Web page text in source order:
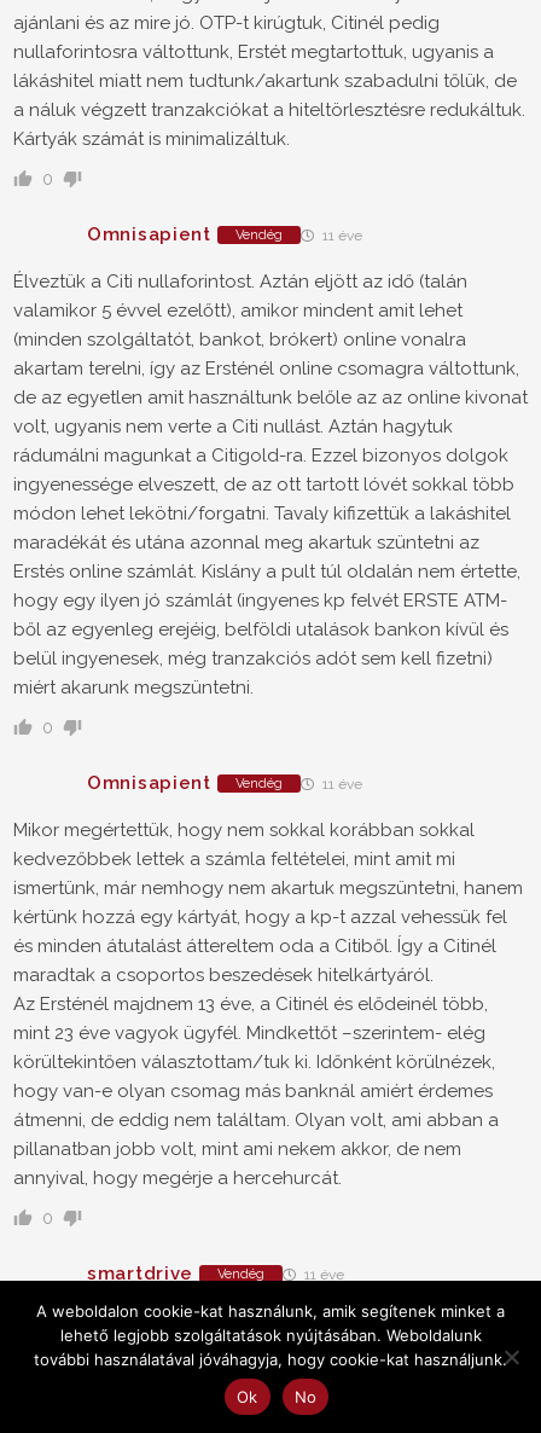
ajánlani és az mire jó. OTP-t kirúgtuk, Citinél pedig
nullaforintosra váltottunk, Erstét megtartottuk, ugyanis a
lákáshitel miatt nem tudtunk/akartunk szabadulni tőlük, de
a náluk végzett tranzakciókat a hiteltörlesztésre redukáltuk.
Kártyák számát is minimalizáltuk.
0
Omnisapient Vendég 11 éve
Élveztük a Citi nullaforintost. Aztán eljött az idő (talán
valamikor 5 évvel ezelőtt), amikor mindent amit lehet
(minden szolgáltatót, bankot, brókert) online vonalra
akartam terelni, így az Ersténél online csomagra váltottunk,
de az egyetlen amit használtunk belőle az az online kivonat
volt, ugyanis nem verte a Citi nullást. Aztán hagytuk
rádumálni magunkat a Citigold-ra. Ezzel bizonyos dolgok
ingyenessége elveszett, de az ott tartott lóvét sokkal több
módon lehet lekötni/forgatni. Tavaly kifizettük a lakáshitel
maradékát és utána azonnal meg akartuk szüntetni az
Erstés online számlát. Kislány a pult túl oldalán nem értette,
hogy egy ilyen jó számlát (ingyenes kp felvét ERSTE ATM-
ből az egyenleg erejéig, belföldi utalások bankon kívül és
belül ingyenesek, még tranzakciós adót sem kell fizetni)
miért akarunk megszüntetni.
0
Omnisapient Vendég 11 éve
Mikor megértettük, hogy nem sokkal korábban sokkal
kedvezőbbek lettek a számla feltételei, mint amit mi
ismertünk, már nemhogy nem akartuk megszüntetni, hanem
kértünk hozzá egy kártyát, hogy a kp-t azzal vehessük fel
és minden átutalást áttereltem oda a Citiből. Így a Citinél
maradtak a csoportos beszedések hitelkártyáról.
Az Ersténél majdnem 13 éve, a Citinél és elődeinél több,
mint 23 éve vagyok ügyfél. Mindkettőt –szerintem- elég
körültekintően választottam/tuk ki. Időnként körülnézek,
hogy van-e olyan csomag más banknál amiért érdemes
átmenni, de eddig nem találtam. Olyan volt, ami abban a
pillanatban jobb volt, mint ami nekem akkor, de nem
annyival, hogy megérje a hercehurcát.
0
smartdrive Vendég 11 éve
3 millió forint éves kamata hol 75 ezer forint?
0
Vendég 11 éve
A weboldalon cookie-kat használunk, amik segítenek minket a
lehető legjobb szolgáltatások nyújtásában. Weboldalunk
további használatával jóváhagyja, hogy cookie-kat használjunk.
Ok
No